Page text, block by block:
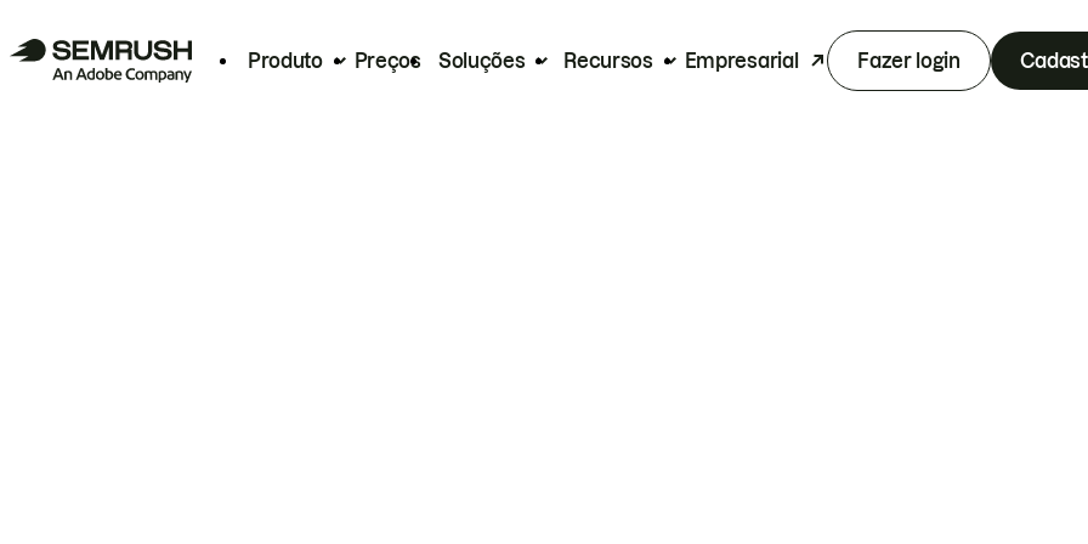
Produto Preços Soluções Recursos Empresarial Fazer login